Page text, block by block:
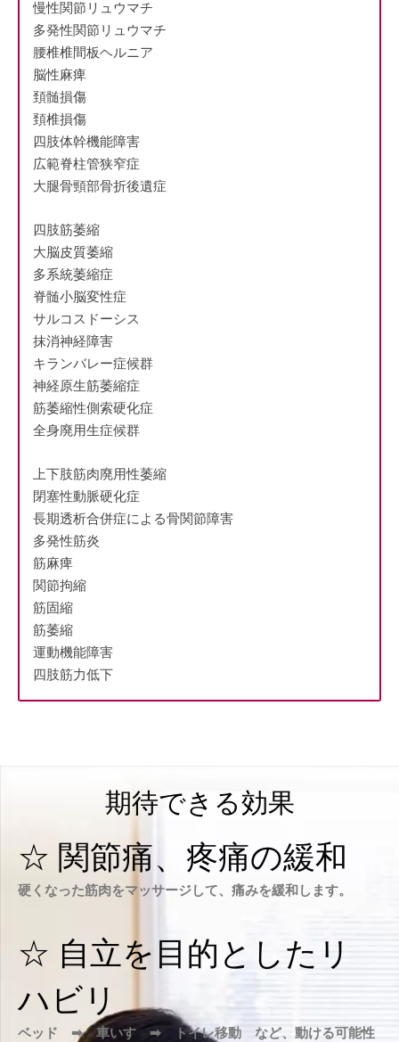
慢性関節リュウマチ
多発性関節リュウマチ
腰椎椎間板ヘルニア
脳性麻痺
頚髄損傷
頚椎損傷
四肢体幹機能障害
広範脊柱管狭窄症
大腿骨頸部骨折後遺症
四肢筋萎縮
大脳皮質萎縮
多系統萎縮症
脊髄小脳変性症
サルコスドーシス
抹消神経障害
キランバレー症候群
神経原生筋萎縮症
筋萎縮性側索硬化症
全身廃用生症候群
上下肢筋肉廃用性萎縮
閉塞性動脈硬化症
長期透析合併症による骨関節障害
多発性筋炎
筋麻痺
関節拘縮
筋固縮
筋萎縮
運動機能障害
四肢筋力低下
期待できる効果
☆ 関節痛、疼痛の緩和
硬くなった筋肉をマッサージして、痛みを緩和します。
☆ 自立を目的としたリ
ハビリ
ベッド ➡ 車いす ➡ トイレ移動 など、動ける可能性